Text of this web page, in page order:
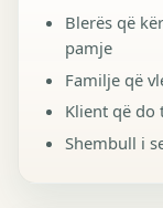
Blerës që
pamje
Familje që
Klient që do
Shembull i